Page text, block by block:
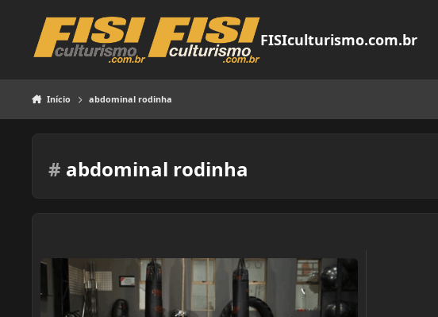
FISIculturismo.com.br
Início abdominal rodinha
# abdominal rodinha
Abdominal rodinha